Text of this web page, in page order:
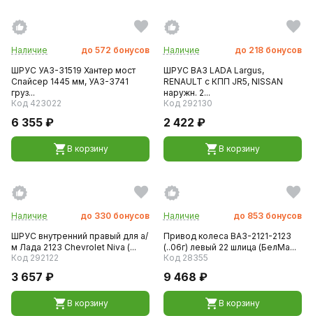
Наличие до 572 бонусов
ШРУС УАЗ-31519 Хантер мост
Спайсер 1445 мм, УАЗ-3741
груз...
Код 423022
6 355 ₽
В корзину
Наличие до 218 бонусов
ШРУС ВАЗ LADA Largus,
RENAULT с КПП JR5, NISSAN
наружн. 2...
Код 292130
2 422 ₽
В корзину
Наличие до 330 бонусов
ШРУС внутренний правый для а/
м Лада 2123 Chevrolet Niva (...
Код 292122
3 657 ₽
В корзину
Наличие до 853 бонусов
Привод колеса ВАЗ-2121-2123
(..06г) левый 22 шлица (БелМа...
Код 28355
9 468 ₽
В корзину